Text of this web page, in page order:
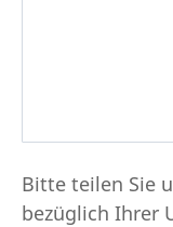
Bitte teilen Sie
bezüglich Ihrer